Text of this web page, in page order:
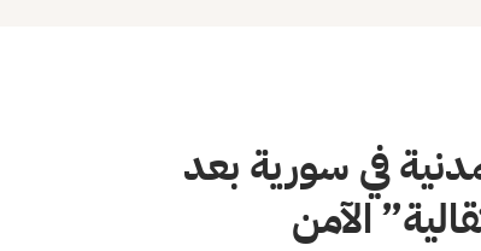
في سورية بعد
الآمن